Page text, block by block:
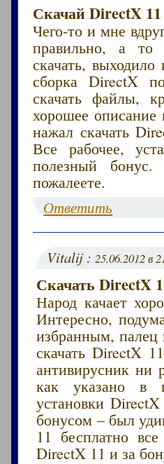
Скачай DirectX
Чего-то и мне
правильно, а то
скачать,
сборка DirectX
скачать файлы,
хорошее
нажал скачать
Все рабочее,
полезный
пожалеете.
Ответить
Vitalij : 25.06.2012 в
Скачать DirectX
Народ качает
Интересно,
избранным, палец
скачать DirectX
антивирусник ни
как указано в
установки
бонусом – был
11 бесплатно
DirectX 11 и за